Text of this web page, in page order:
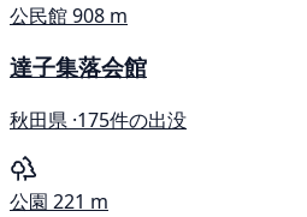
公民館908 m
達子集落会館
秋田県 ·175件の出没
公園 221 m